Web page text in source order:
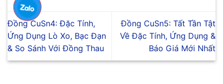
Đồng CuSn4: Đặc Tính,
Ứng Dụng Lò Xo, Bạc Đạn
& So Sánh Với Đồng Thau
Đồng CuSn5: Tất Tần Tật
Về Đặc Tính, Ứng Dụng &
Báo Giá Mới Nhất